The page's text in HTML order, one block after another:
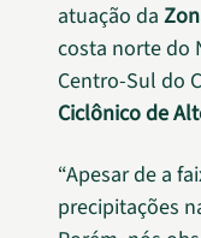
atuação da
costa norte do
Centro-Sul do
Ciclônico de
“Apesar de a
precipitações